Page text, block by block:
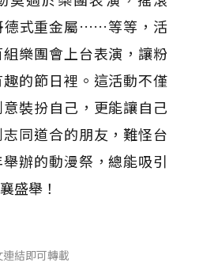
德式重金屬……等等，活
樂團會上台表演，讓粉
的節日裡。這活動不僅
裝扮自己，更能讓自己
同道合的朋友，難怪台
辦的動漫祭，總能吸引
盛舉！
結即可轉載